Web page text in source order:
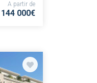
A partir de
144 000€